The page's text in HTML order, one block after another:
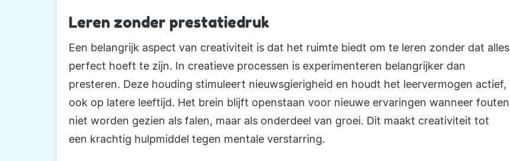
Leren zonder prestatiedruk
Een belangrijk aspect van creativiteit is dat het ruimte biedt om te leren zonder dat alles
perfect hoeft te zijn. In creatieve processen is experimenteren belangrijker dan
presteren. Deze houding stimuleert nieuwsgierigheid en houdt het leervermogen actief,
ook op latere leeftijd. Het brein blijft openstaan voor nieuwe ervaringen wanneer fouten
niet worden gezien als falen, maar als onderdeel van groei. Dit maakt creativiteit tot
een krachtig hulpmiddel tegen mentale verstarring.